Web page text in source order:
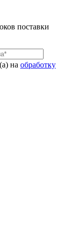
поставки
на обработку